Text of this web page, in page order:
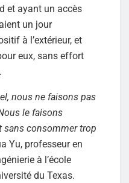
et ayant un accès
un jour
à l’extérieur, et
eux, sans effort
nous ne faisons pas
le faisons
sans consommer trop
Yu, professeur en
à l’école
du Texas.